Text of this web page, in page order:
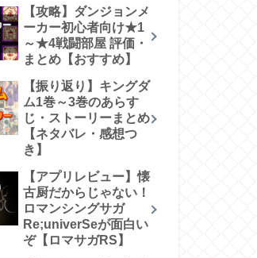
【攻略】ダンジョンメ
ーカー初心者向け★1
～★4戦闘部屋 評価・
まとめ【おすすめ】
【振り返り】キングダ
ム1巻～3巻のあらす
じ・ストーリーまとめ
【ネタバレ・感想つ
き】
【アプリレビュー】懐
古厨だからじゃない！
ロマンシングサガ
Re;univerSeが面白い
ぞ【ロマサガRS】